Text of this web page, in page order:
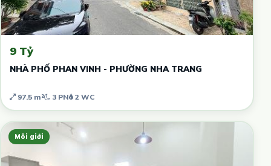
9 Tỷ
NHÀ PHỐ PHAN VINH - PHƯỜNG NHA TRANG
97.5 m² 3 PN 2 WC
Môi giới